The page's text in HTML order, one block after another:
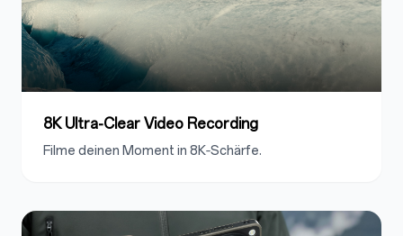
8K Ultra-Clear Video Recording
Filme deinen Moment in 8K‑Schärfe.